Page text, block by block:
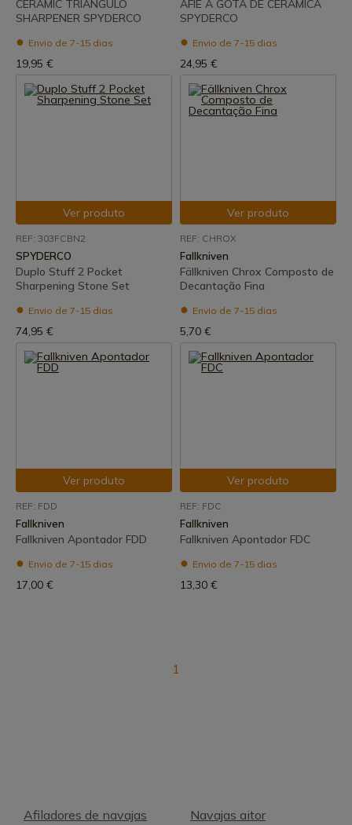
CERAMIC TRIÂNGULO
SHARPENER SPYDERCO
Envio de 7-15 dias
19,95 €
AFIE A GOTA DE CERÂMICA
SPYDERCO
Envio de 7-15 dias
24,95 €
Ver produto
REF: 303FCBN2
SPYDERCO
Duplo Stuff 2 Pocket
Sharpening Stone Set
Envio de 7-15 dias
74,95 €
Ver produto
REF: CHROX
Fallkniven
Fällkniven Chrox Composto de
Decantação Fina
Envio de 7-15 dias
5,70 €
Ver produto
REF: FDD
Fallkniven
Fallkniven Apontador FDD
Envio de 7-15 dias
17,00 €
Ver produto
REF: FDC
Fallkniven
Fallkniven Apontador FDC
Envio de 7-15 dias
13,30 €
1
Afiladores de navajas Navajas aitor